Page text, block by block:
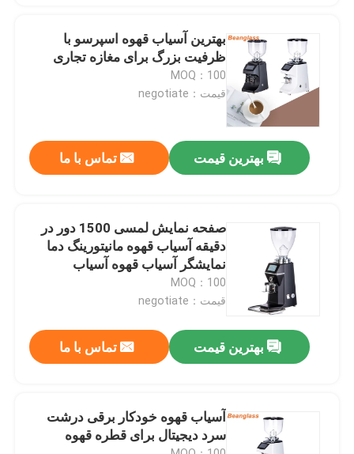
محصولات
نمایش VR
درباره ما
کنترل کیفیت
با ما تماس بگیرید
موارد
آسیاب قهوه Burr
بهترین آسیاب قهوه اسپرسو با
ظرفیت بزرگ برای مغازه تجاری
MOQ：100
قیمت：negotiate
بهترین قیمت تماس با ما
صفحه نمایش لمسی 1500 دور در
دقیقه آسیاب قهوه مانیتورینگ دما
نمایشگر آسیاب قهوه آسیاب
MOQ：100
قیمت：negotiate
بهترین قیمت تماس با ما
آسیاب قهوه خودکار برقی درشت
سرد دیجیتال برای قطره قهوه